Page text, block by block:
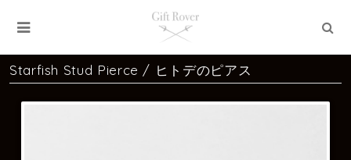
Starfish Stud Pierce / ヒトデのピアス